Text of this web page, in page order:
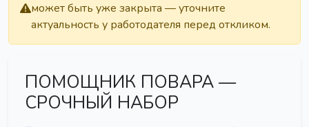
может быть уже закрыта — уточните
актуальность у работодателя перед откликом.
ПОМОЩНИК ПОВАРА —
СРОЧНЫЙ НАБОР